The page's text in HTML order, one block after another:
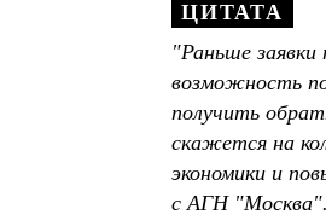
"Раньше
возможность
получить
скажется на
экономики и
с АГН "Москва".